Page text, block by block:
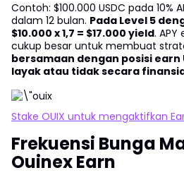
Contoh: $100.000 USDC pada 10%
dalam 12 bulan. Pada Level 5
$10.000 x 1,7 = $17.000 yield. APY
cukup besar untuk membuat
bersamaan dengan posisi earn
layak atau tidak secara
Stake OUIX untuk mengaktifkan
Frekuensi Bunga
Ouinex Earn